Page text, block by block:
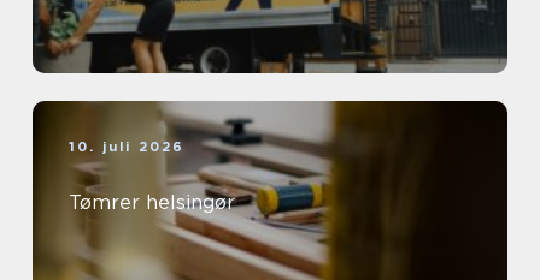
10. juli 2026
Tømrer helsingør